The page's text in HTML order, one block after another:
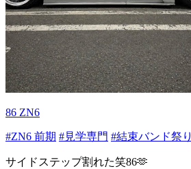
86 ZN6
#ZN6 前期 #見学専門 #結束バンド祭り
サイドステップ割れた笑86🫶